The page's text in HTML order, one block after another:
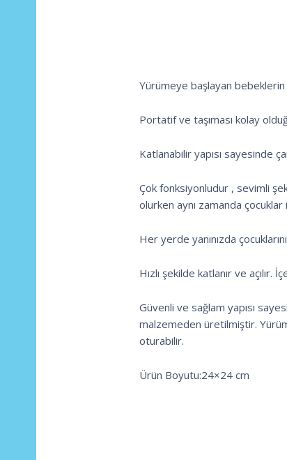
Yürümeye başlayan bebeklerin
Portatif ve taşıması kolay
Katlanabilir yapısı sayesinde
Çok fonksiyonludur , sevimli
olurken aynı zamanda
Her yerde yanınızda
Hızlı şekilde katlanır ve
Güvenli ve sağlam yapısı
malzemeden üretilmiştir.
oturabilir.
Ürün Boyutu:24×24 cm